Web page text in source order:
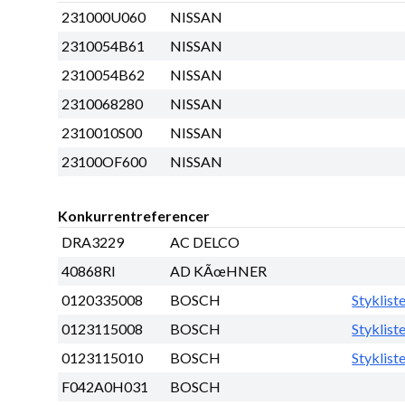
231000U060
NISSAN
2310054B61
NISSAN
2310054B62
NISSAN
2310068280
NISSAN
2310010S00
NISSAN
23100OF600
NISSAN
Konkurrentreferencer
DRA3229
AC DELCO
40868RI
AD KÃœHNER
0120335008
BOSCH
Stykliste
0123115008
BOSCH
Stykliste
0123115010
BOSCH
Stykliste
F042A0H031
BOSCH